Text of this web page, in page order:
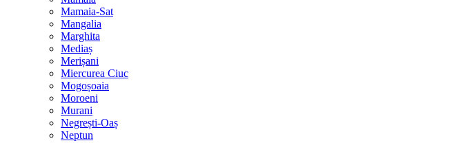
Mamaia-Sat
Mangalia
Marghita
Mediaș
Merișani
Miercurea Ciuc
Mogoșoaia
Moroeni
Murani
Negrești-Oaș
Neptun